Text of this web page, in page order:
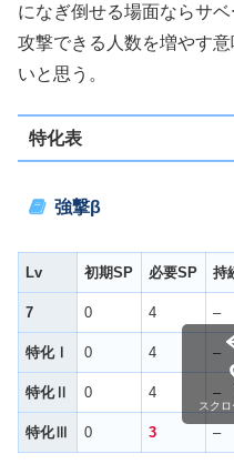
になぎ倒せる場面ならサ
攻撃できる人数を増やす
いと思う。
特化表
強撃β
Lv 初期SP 必要SP 持
7 0 4 –
特化Ⅰ 0 4 –
特化Ⅱ 0 4 –
特化Ⅲ 0 3 –
スク